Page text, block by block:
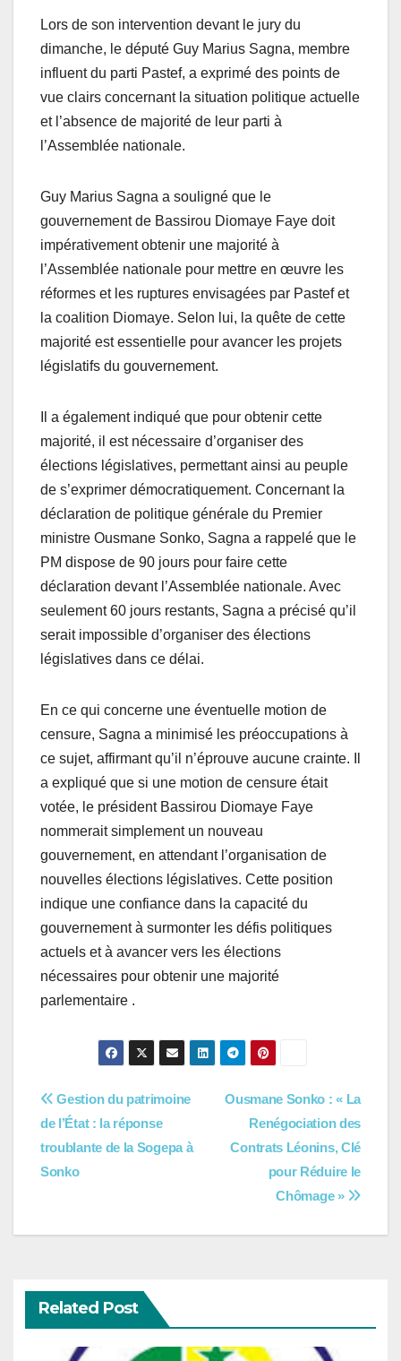
Lors de son intervention devant le jury du
dimanche, le député Guy Marius Sagna, membre
influent du parti Pastef, a exprimé des points de
vue clairs concernant la situation politique actuelle
et l’absence de majorité de leur parti à
l’Assemblée nationale.
Guy Marius Sagna a souligné que le
gouvernement de Bassirou Diomaye Faye doit
impérativement obtenir une majorité à
l’Assemblée nationale pour mettre en œuvre les
réformes et les ruptures envisagées par Pastef et
la coalition Diomaye. Selon lui, la quête de cette
majorité est essentielle pour avancer les projets
législatifs du gouvernement.
Il a également indiqué que pour obtenir cette
majorité, il est nécessaire d’organiser des
élections législatives, permettant ainsi au peuple
de s’exprimer démocratiquement. Concernant la
déclaration de politique générale du Premier
ministre Ousmane Sonko, Sagna a rappelé que le
PM dispose de 90 jours pour faire cette
déclaration devant l’Assemblée nationale. Avec
seulement 60 jours restants, Sagna a précisé qu’il
serait impossible d’organiser des élections
législatives dans ce délai.
En ce qui concerne une éventuelle motion de
censure, Sagna a minimisé les préoccupations à
ce sujet, affirmant qu’il n’éprouve aucune crainte. Il
a expliqué que si une motion de censure était
votée, le président Bassirou Diomaye Faye
nommerait simplement un nouveau
gouvernement, en attendant l’organisation de
nouvelles élections législatives. Cette position
indique une confiance dans la capacité du
gouvernement à surmonter les défis politiques
actuels et à avancer vers les élections
nécessaires pour obtenir une majorité
parlementaire .
Navigation
de
l’article
Ousmane Sonko : « La
Renégociation des
Contrats Léonins, Clé
pour Réduire le
Chômage »
Gestion du patrimoine
de l’État : la réponse
troublante de la Sogepa à
Sonko
Related Post